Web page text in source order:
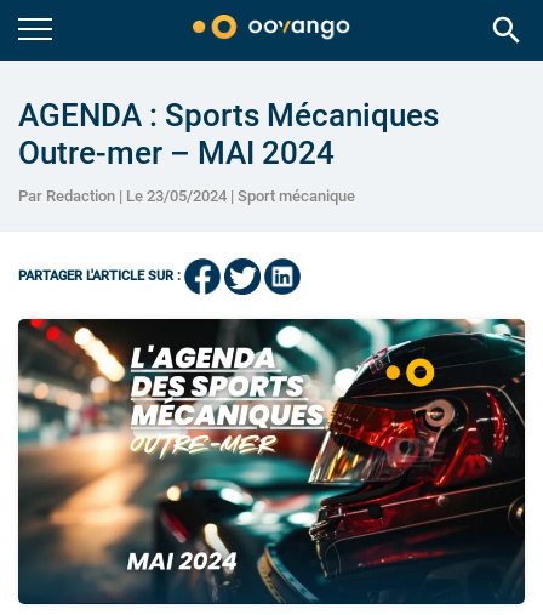
search
AGENDA : Sports Mécaniques
Outre-mer – MAI 2024
Par Redaction | Le 23/05/2024 | Sport mécanique
PARTAGER L'ARTICLE SUR :